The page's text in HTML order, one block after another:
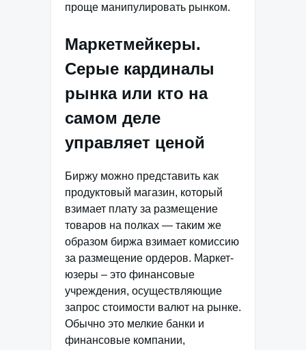
проще манипулировать рынком.
Маркетмейкеры.
Серые кардиналы
рынка или кто на
самом деле
управляет ценой
Биржу можно представить как
продуктовый магазин, который
взимает плату за размещение
товаров на полках — таким же
образом биржа взимает комиссию
за размещение ордеров. Маркет-
юзеры – это финансовые
учреждения, осуществляющие
запрос стоимости валют на рынке.
Обычно это мелкие банки и
финансовые компании,